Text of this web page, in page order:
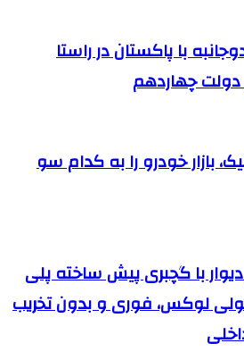
با پاکستان در راستا
چهاردهم
بازار خودرو را به کدام سو
با گچبری پیش ساخته پلی
لوکس، فوری و بدون تخریب